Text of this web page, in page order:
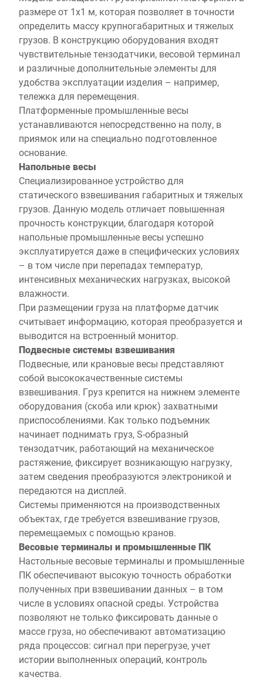
размере от 1х1 м, которая позволяет в точности
определить массу крупногабаритных и тяжелых
грузов. В конструкцию оборудования входят
чувствительные тензодатчики, весовой терминал
и различные дополнительные элементы для
удобства эксплуатации изделия – например,
тележка для перемещения.
Платформенные промышленные весы
устанавливаются непосредственно на полу, в
приямок или на специально подготовленное
основание.
Напольные весы
Специализированное устройство для
статического взвешивания габаритных и тяжелых
грузов. Данную модель отличает повышенная
прочность конструкции, благодаря которой
напольные промышленные весы успешно
эксплуатируется даже в специфических условиях
– в том числе при перепадах температур,
интенсивных механических нагрузках, высокой
влажности.
При размещении груза на платформе датчик
считывает информацию, которая преобразуется и
выводится на встроенный монитор.
Подвесные системы взвешивания
Подвесные, или крановые весы представляют
собой высококачественные системы
взвешивания. Груз крепится на нижнем элементе
оборудования (скоба или крюк) захватными
приспособлениями. Как только подъемник
начинает поднимать груз, S-образный
тензодатчик, работающий на механическое
растяжение, фиксирует возникающую нагрузку,
затем сведения преобразуются электроникой и
передаются на дисплей.
Системы применяются на производственных
объектах, где требуется взвешивание грузов,
перемещаемых с помощью кранов.
Весовые терминалы и промышленные ПК
Настольные весовые терминалы и промышленные
ПК обеспечивают высокую точность обработки
полученных при взвешивании данных – в том
числе в условиях опасной среды. Устройства
позволяют не только фиксировать данные о
массе груза, но обеспечивают автоматизацию
ряда процессов: сигнал при перегрузе, учет
истории выполненных операций, контроль
качества.